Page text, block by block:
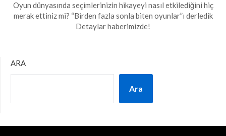
27
Temmuz
Oyun dünyasında seçimlerinizin hikayeyi nasıl etkilediğini hiç
merak ettiniz mi? “Birden fazla sonla biten oyunlar”ı derledik
Detaylar haberimizde!
ARA
Ara